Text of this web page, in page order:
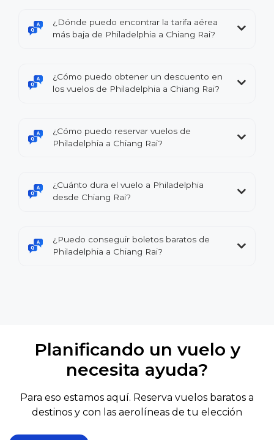
¿Dónde puedo encontrar la tarifa aérea
más baja de Philadelphia a Chiang Rai?
¿Cómo puedo obtener un descuento en
los vuelos de Philadelphia a Chiang Rai?
¿Cómo puedo reservar vuelos de
Philadelphia a Chiang Rai?
¿Cuánto dura el vuelo a Philadelphia
desde Chiang Rai?
¿Puedo conseguir boletos baratos de
Philadelphia a Chiang Rai?
Planificando un vuelo y
necesita ayuda?
Para eso estamos aquí. Reserva vuelos baratos a
destinos y con las aerolíneas de tu elección